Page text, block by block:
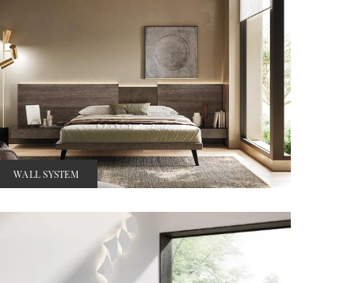
WALL SYSTEM